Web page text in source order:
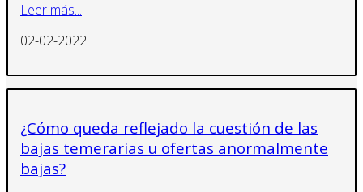
Leer más...
02-02-2022
¿Cómo queda reflejado la cuestión de las
bajas temerarias u ofertas anormalmente
bajas?